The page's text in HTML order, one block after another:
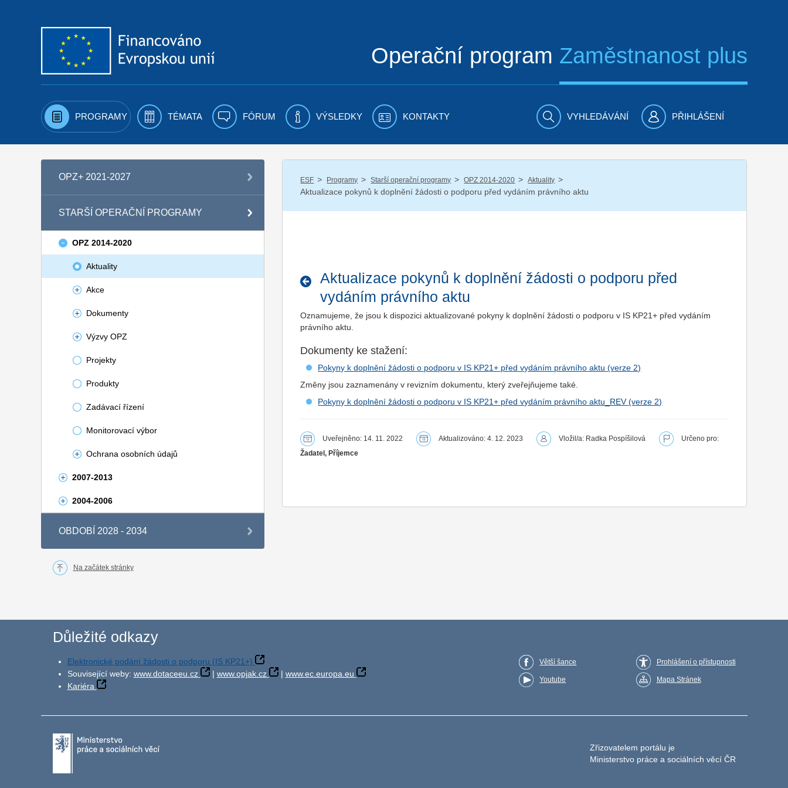
Operační program Zaměstnanost plus
PROGRAMY TÉMATA FÓRUM VÝSLEDKY KONTAKTY VYHLEDÁVÁNÍ PŘIHLÁŠENÍ
OPZ+ 2021-2027
STARŠÍ OPERAČNÍ PROGRAMY
OPZ 2014-2020
Aktuality
Akce
Dokumenty
Výzvy OPZ
Projekty
Produkty
Zadávací řízení
Monitorovací výbor
Ochrana osobních údajů
2007-2013
2004-2006
OBDOBÍ 2028 - 2034
ESF / Programy / Starší operační programy / OPZ 2014-2020 / Aktuality /
Aktualizace pokynů k doplnění žádosti o podporu před vydáním právního aktu
Aktualizace pokynů k doplnění žádosti o podporu před
vydáním právního aktu
Oznamujeme, že jsou k dispozici aktualizované pokyny k doplnění žádosti o podporu v IS KP21+ před vydáním
právního aktu.
Dokumenty ke stažení:
Pokyny k doplnění žádosti o podporu v IS KP21+ před vydáním právního aktu (verze 2)
Změny jsou zaznamenány v revizním dokumentu, který zveřejňujeme také.
Pokyny k doplnění žádosti o podporu v IS KP21+ před vydáním právního aktu_REV (verze 2)
Uveřejněno: 14. 11. 2022 Aktualizováno: 4. 12. 2023 Vložil/a: Radka Pospíšilová
Určeno pro:
Žadatel, Příjemce
Na začátek stránky
Důležité odkazy
Elektronické podání žádosti o podporu (IS KP21+)
Související weby: www.dotaceeu.cz | www.opjak.cz | www.ec.europa.eu
Kariéra
Větší šance
Youtube
Prohlášení o přístupnosti
Mapa Stránek
Zřizovatelem portálu je
Ministerstvo práce a sociálních věcí ČR